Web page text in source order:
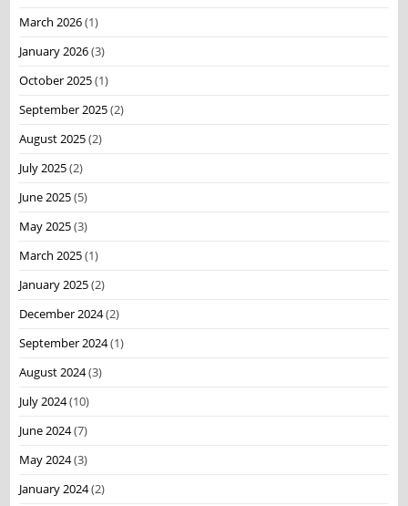
March 2026(1)
January 2026(3)
October 2025(1)
September 2025(2)
August 2025(2)
July 2025(2)
June 2025(5)
May 2025(3)
March 2025(1)
January 2025(2)
December 2024(2)
September 2024(1)
August 2024(3)
July 2024(10)
June 2024(7)
May 2024(3)
January 2024(2)